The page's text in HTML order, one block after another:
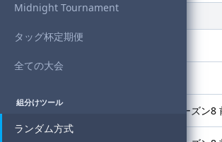
Midnight Tournament
タッグ杯定期便
全ての大会
組分けツール
ランダム方式
OverMidnight個人杯 Vol.7
Midnight Tournament シーズン8